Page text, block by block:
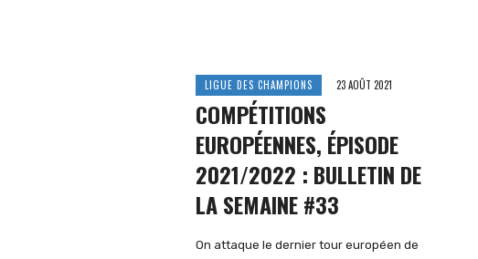
LIGUE DES CHAMPIONS 23 AOÛT 2021
COMPÉTITIONS
EUROPÉENNES, ÉPISODE
2021/2022 : BULLETIN DE
LA SEMAINE #33
On attaque le dernier tour européen de